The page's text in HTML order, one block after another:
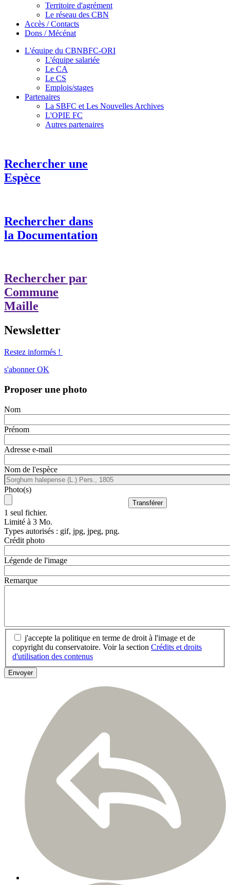
Territoire d'agrément
Le réseau des CBN
Accès / Contacts
Dons / Mécénat
L'équipe du CBNBFC-ORI
L'équipe salariée
Le CA
Le CS
Emplois/stages
Partenaires
La SBFC et Les Nouvelles Archives
L'OPIE FC
Autres partenaires
Rechercher une
Espèce
Rechercher dans
la Documentation
Rechercher par
Commune
Maille
Newsletter
Restez informés !
s'abonner OK
Proposer une photo
Nom
Prénom
Adresse e-mail
Nom de l'espèce
Photo(s)
1 seul fichier.
Limité à 3 Mo.
Types autorisés : gif, jpg, jpeg, png.
Crédit photo
Légende de l'image
Remarque
j'accepte la politique en terme de droit à l'image et de
copyright du conservatoire. Voir la section Crédits et droits
d'utilisation des contenus